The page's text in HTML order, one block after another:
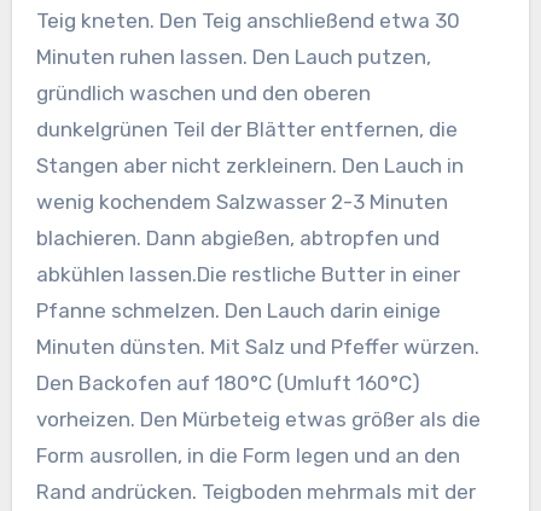
Teig kneten. Den Teig anschließend etwa 30
Minuten ruhen lassen. Den Lauch putzen,
gründlich waschen und den oberen
dunkelgrünen Teil der Blätter entfernen, die
Stangen aber nicht zerkleinern. Den Lauch in
wenig kochendem Salzwasser 2-3 Minuten
blachieren. Dann abgießen, abtropfen und
abkühlen lassen.Die restliche Butter in einer
Pfanne schmelzen. Den Lauch darin einige
Minuten dünsten. Mit Salz und Pfeffer würzen.
Den Backofen auf 180°C (Umluft 160°C)
vorheizen. Den Mürbeteig etwas größer als die
Form ausrollen, in die Form legen und an den
Rand andrücken. Teigboden mehrmals mit der